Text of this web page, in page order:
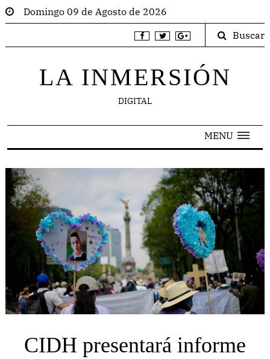
Domingo 09 de Agosto de 2026
Buscar
LA INMERSIÓN
DIGITAL
MENU
CIDH presentará informe